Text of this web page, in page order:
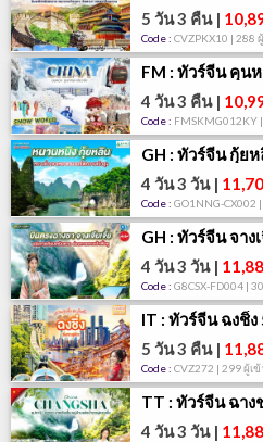
5 วัน 3 คืน|
Code : CVZPKX10 | 288
FM : ทัวร์จีน คุน
4 วัน 3 คืน|
Code : FMSKMG012KY
GH : ทัวร์จีน กุ้ย
4 วัน 3 วัน|
Code : GO1NNG-CX002
GH : ทัวร์จีน จาง
4 วัน 3 วัน|
Code : G8CSX-FD004 |
IT : ทัวร์จีน ฉงชิ่ง
5 วัน 3 คืน|
Code : CVZ272 | 299 ผู้เ
TT : ทัวร์จีน ฉาง
4 วัน 3 วัน|